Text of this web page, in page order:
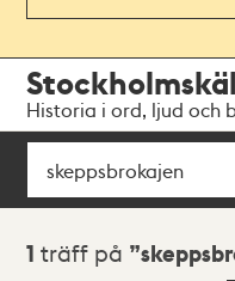
navigationen
huvudinnehållet
Historia i ord, ljud och
Sök
Sökresultat
1 träff på